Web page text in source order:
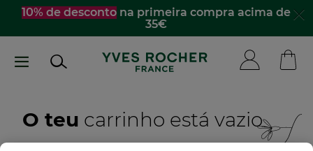
Passar
conteúdo
10% de descontona primeira compra acima de
35€
O teu carrinho está vazio